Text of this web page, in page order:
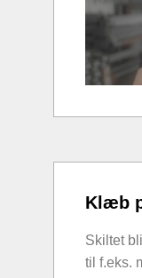
Klæb
Skiltet
til f.eks.